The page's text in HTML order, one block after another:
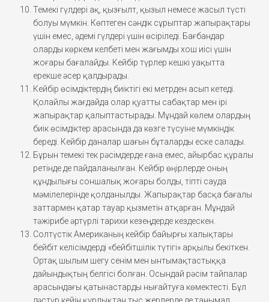
Темекі гүлдері ақ, қызғылт, қызыл немесе жасыл түсті
болуы мүмкін. Көптеген сәндік сұрыптар жапырақтары
үшін емес, әдемі гүлдері үшін өсіріледі. Бағбандар
оларды көркем келбеті мен жағымды хош иісі үшін
жоғары бағалайды. Кейбір түрлер кешкі уақытта
ерекше әсер қалдырады.
Кейбір өсімдіктердің биіктігі екі метрден асып кетеді.
Қолайлы жағдайда олар қуатты сабақтар мен ірі
жапырақтар қалыптастырады. Мұндай көлем олардың
биік өсімдіктер арасында да көзге түсуіне мүмкіндік
береді. Кейбір даналар шағын бұталарды еске салады.
Бұрын темекі тек рәсімдерде ғана емес, айырбас құралы
ретінде де пайдаланылған. Кейбір өңірлерде оның
құндылығы соншалық жоғары болды, тіпті сауда
мәмілелерінде қолданылды. Жапырақтар басқа бағалы
заттармен қатар тауар қызметін атқарған. Мұндай
тәжірибе әртүрлі тарихи кезеңдерде кездескен.
Солтүстік Американың кейбір байырғы халықтары
бейбіт келісімдерді «бейбітшілік түтігі» арқылы бекіткен.
Ортақ шылым шегу сенім мен ынтымақтастыққа
дайындықтың белгісі болған. Осындай рәсім тайпалар
арасындағы қатынастарды нығайтуға көмектесті. Бұл